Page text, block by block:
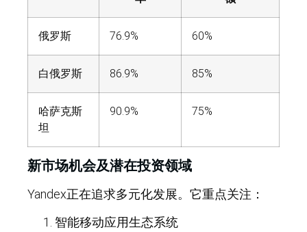
俄罗斯 76.9% 60%
白俄罗斯 86.9% 85%
哈萨克斯
坦
90.9% 75%
新市场机会及潜在投资领域
Yandex正在追求多元化发展。它重点关注：
智能移动应用生态系统